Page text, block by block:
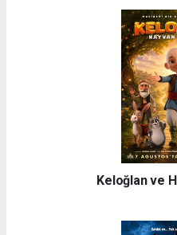
Keloğlan ve